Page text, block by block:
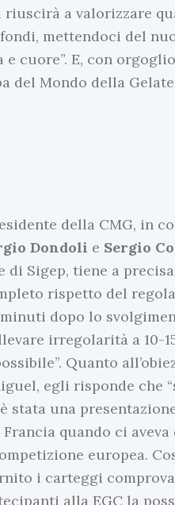
a valorizzare
mettendoci del
cuore”. E, con
del Mondo della
della CMG, in
Dondoli e Sergio
di Sigep, tiene a
rispetto del
dopo lo
irregolarità a 10-
Quanto
egli risponde che
stata una
quando ci
europea.
i carteggi
alla EGC la